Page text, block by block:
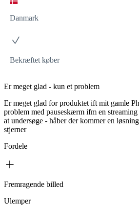
Danmark
Bekræftet køber
Er meget glad - kun et problem
Er meget glad for produktet ift mit gamle
problem med pauseskærm ifm en
at undersøge - håber der kommer en
stjerner
Fordele
Fremragende billed
Ulemper